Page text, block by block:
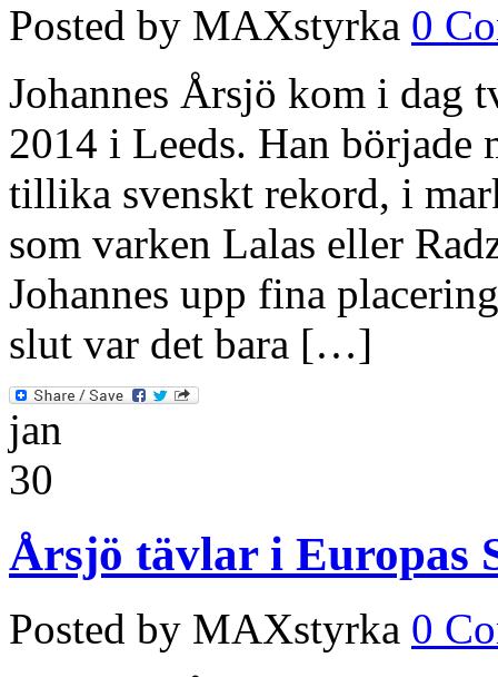
Posted by MAXstyrka 0
Johannes Årsjö kom i dag
2014 i Leeds. Han började
tillika svenskt rekord, i
som varken Lalas eller
Johannes upp fina
slut var det bara […]
jan
30
Årsjö tävlar i Europas
Posted by MAXstyrka 0